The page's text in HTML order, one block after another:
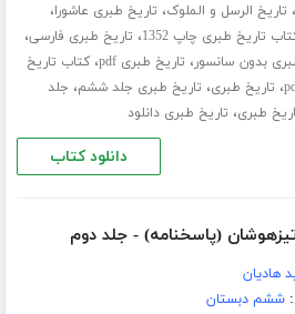
، تاریخ الرسل و الملوک، تاریخ طبری عاشورا،
تاریخ طبری چاپ 1352 ، تاریخ طبری فارسی،
بدون سانسور، تاریخ طبری pdf ،کتاب تاریخ
، تاریخ طبری، تاریخ طبری جلد ششم، جلد
طبری، تاریخ طبری دانلود
دانلود کتاب
(پاسخنامه) - جلد دوم
هادیان
ششم دبستان